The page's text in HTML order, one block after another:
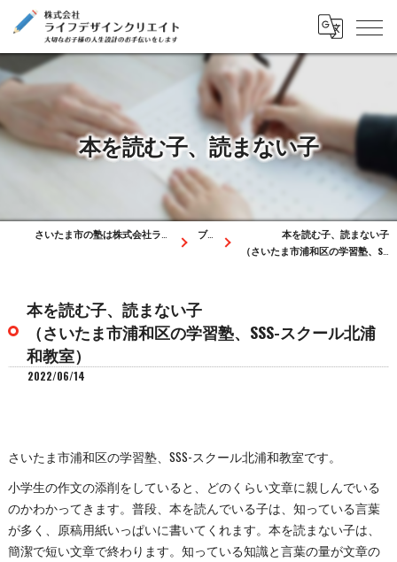
本を読む子、読まない子
ブログ
本を読む子、読まない子
（さいたま市浦和区の学習塾、SSS-スクール北浦和教室）
本を読む子、読まない子
（さいたま市浦和区の学習塾、SSS-スクール北浦
和教室）
2022/06/14
さいたま市浦和区の学習塾、SSS-スクール北浦和教室です。
小学生の作文の添削をしていると、どのくらい文章に親しんでいる
のかわかってきます。普段、本を読んでいる子は、知っている言葉
が多く、原稿用紙いっぱいに書いてくれます。本を読まない子は、
簡潔で短い文章で終わります。知っている知識と言葉の量が文章の